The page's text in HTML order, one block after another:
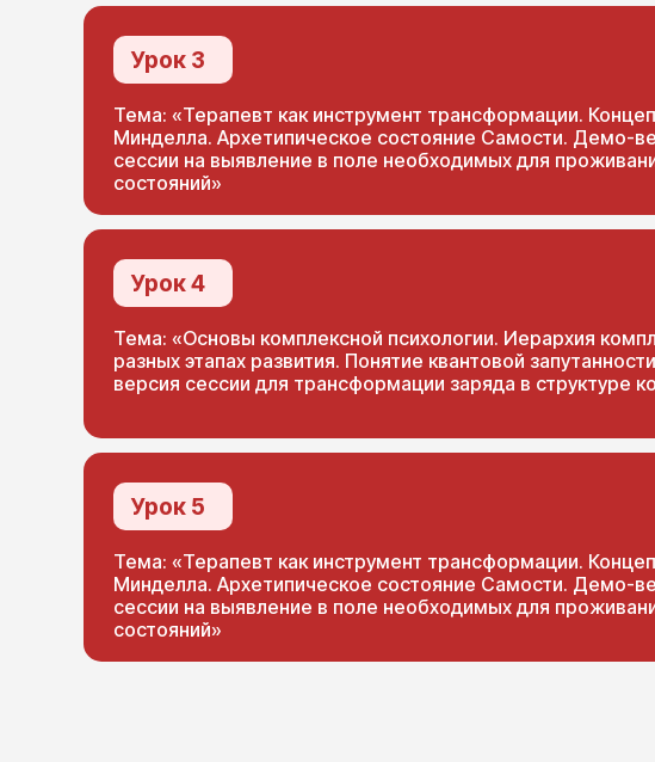
Тема: «Терапевт как инструмент трансформации.
Минделла. Архетипическое состояние Самости. Демо-
сессии на выявление в поле необходимых для
состояний»
Урок 5
Тема: «Терапевт как инструмент трансформации.
Минделла. Архетипическое состояние Самости. Демо-
сессии на выявление в поле необходимых для
состояний»
Урок 3
Тема: «Основы комплексной психологии. Иерархия
разных этапах развития. Понятие квантовой
версия сессии для трансформации заряда в структуре
Урок 4